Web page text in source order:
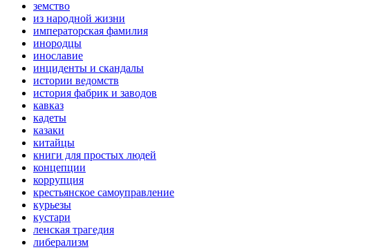
земство
из народной жизни
императорская фамилия
инородцы
инославие
инциденты и скандалы
истории ведомств
история фабрик и заводов
кавказ
кадеты
казаки
китайцы
книги для простых людей
концепции
коррупция
крестьянское самоуправление
курьезы
кустари
ленская трагедия
либерализм